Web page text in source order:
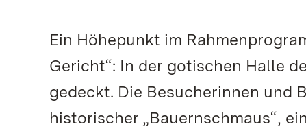
Ein Höhepunkt im
Gericht“: In der gotischen Halle
gedeckt. Die Besucherinnen und
historischer „Bauernschmaus“,